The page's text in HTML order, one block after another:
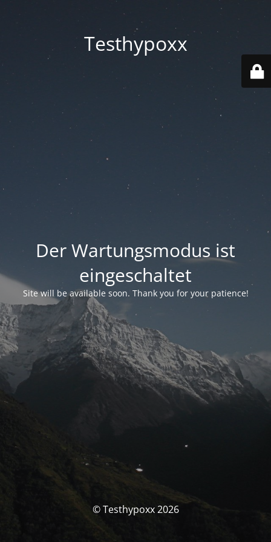
Testhypoxx
Der Wartungsmodus ist
eingeschaltet
Site will be available soon. Thank you for your patience!
© Testhypoxx 2026